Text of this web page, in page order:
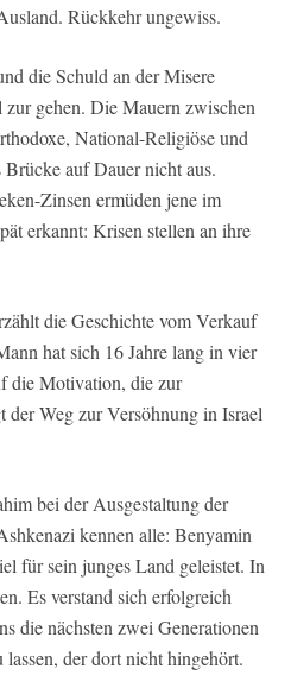
Rückkehr ungewiss.
die Schuld an der Misere
gehen. Die Mauern zwischen
National-Religiöse und
auf Dauer nicht aus.
Zinsen ermüden jene im
erkannt: Krisen stellen an ihre
die Geschichte vom Verkauf
hat sich 16 Jahre lang in vier
die Motivation, die zur
der Weg zur Versöhnung in Israel
bei der Ausgestaltung der
kennen alle: Benyamin
für sein junges Land geleistet. In
Es verstand sich erfolgreich
die nächsten zwei Generationen
der dort nicht hingehört.